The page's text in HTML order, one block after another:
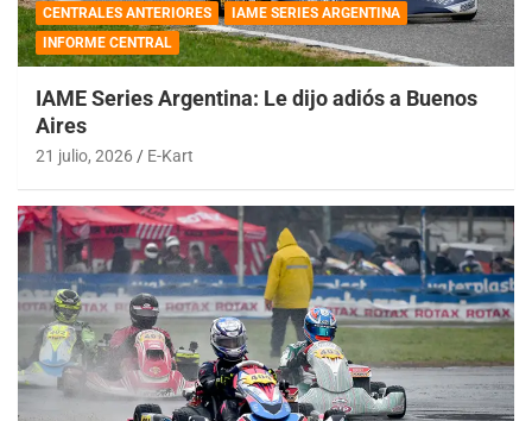
CENTRALES ANTERIORES
IAME SERIES ARGENTINA
INFORME CENTRAL
IAME Series Argentina: Le dijo adiós a Buenos
Aires
21 julio, 2026 E-Kart